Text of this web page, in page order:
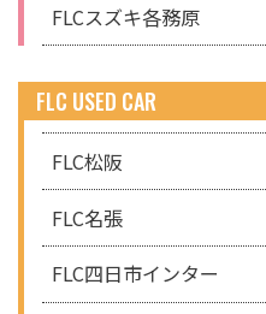
FLCスズキ各務原
FLC USED CAR
FLC松阪
FLC名張
FLC四日市インター